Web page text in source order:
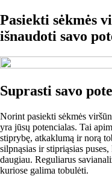
Pasiekti sėkmės
išnaudoti savo
Suprasti savo
Norint pasiekti sėkmės
yra jūsų potencialas. Tai
stiprybę, atkaklumą ir norą
silpnąsias ir stipriąsias
daugiau. Reguliarus
kuriose galima tobulėti.